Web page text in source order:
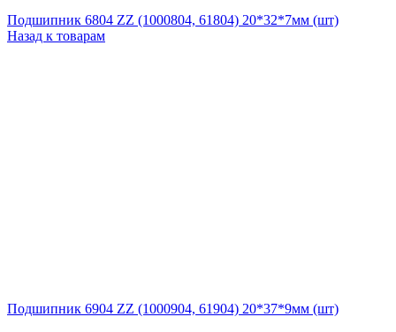
Подшипник 6804 ZZ (1000804, 61804) 20*32*7мм (шт)
Назад к товарам
Подшипник 6904 ZZ (1000904, 61904) 20*37*9мм (шт)